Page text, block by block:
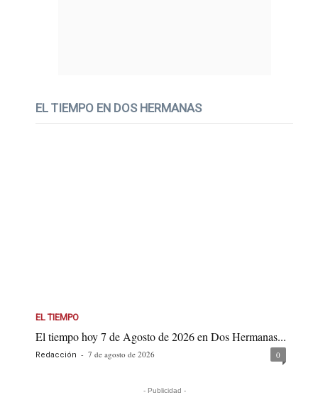
EL TIEMPO EN DOS HERMANAS
EL TIEMPO
El tiempo hoy 7 de Agosto de 2026 en Dos Hermanas...
Redacción - 7 de agosto de 2026 0
- Publicidad -